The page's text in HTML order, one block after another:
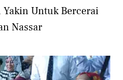
Untuk Bercerai
Nassar